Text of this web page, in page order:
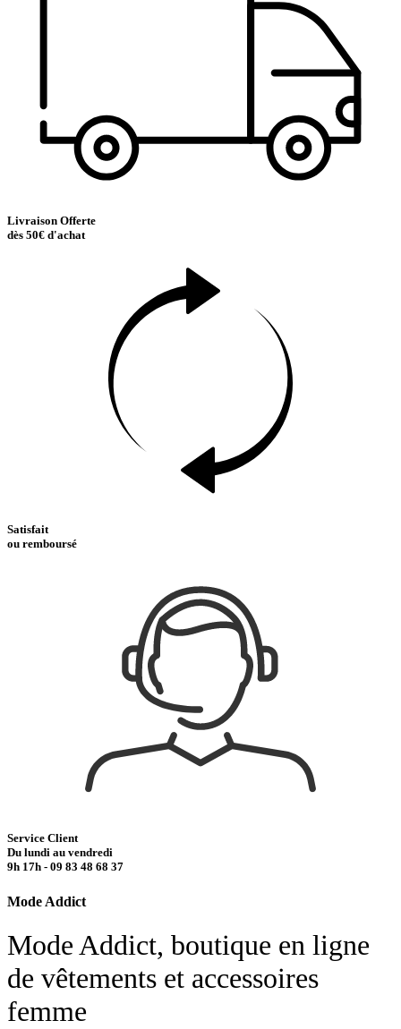
Livraison Offerte
dès 50€ d'achat
Satisfait
ou remboursé
Service Client
Du lundi au vendredi
9h 17h - 09 83 48 68 37
Mode Addict
Mode Addict, boutique en ligne
de vêtements et accessoires
femme